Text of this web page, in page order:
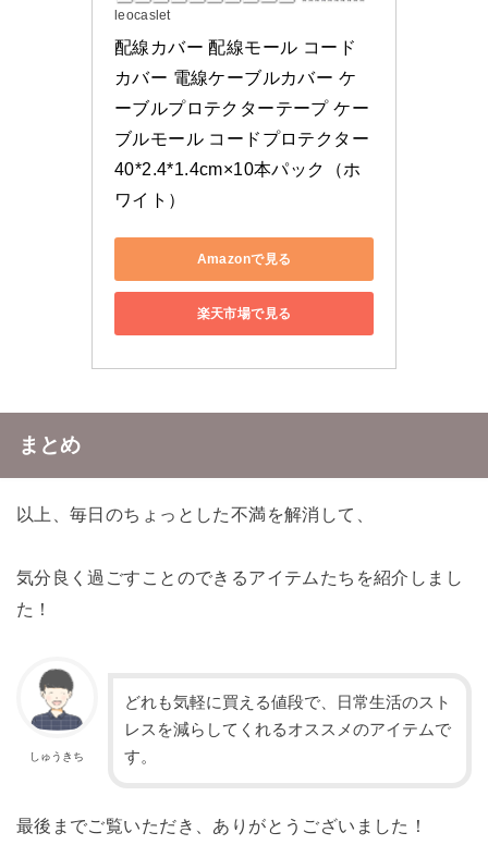
leocaslet
配線カバー 配線モール コード
カバー 電線ケーブルカバー ケ
ーブルプロテクターテープ ケー
ブルモール コードプロテクター
40*2.4*1.4cm×10本パック（ホ
ワイト）
Amazonで見る
楽天市場で見る
まとめ
以上、毎日のちょっとした不満を解消して、
気分良く過ごすことのできるアイテムたちを紹介しまし
た！
しゅうきち
どれも気軽に買える値段で、日常生活のスト
レスを減らしてくれるオススメのアイテムで
す。
最後までご覧いただき、ありがとうございました！